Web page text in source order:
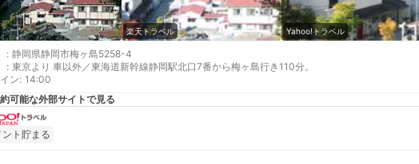
楽天トラベル Yahoo!トラベル
: 静岡県静岡市梅ヶ島5258-4
: 東京より 車以外／東海道新幹線静岡駅北口7番から梅ヶ島行き110分。
ン: 14:00
可能な外部サイトで見る
ント貯まる